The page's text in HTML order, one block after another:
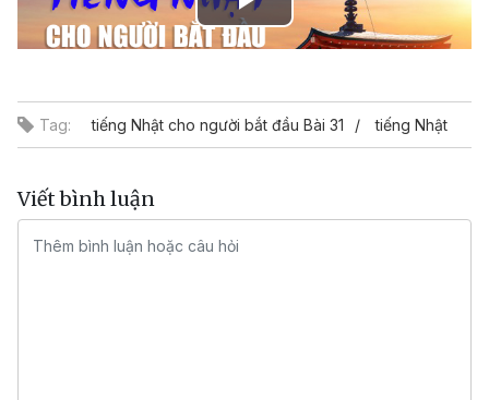
Play
Tag: tiếng Nhật cho người bắt đầu Bài 31 tiếng Nhật
Viết bình luận